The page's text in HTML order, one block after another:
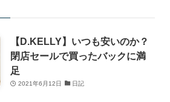
【D.KELLY】いつも安いのか？
閉店セールで買ったバックに満
足
2021年6月12日 日記